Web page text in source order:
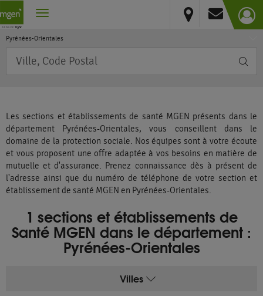
Occitanie
Pyrénées-Orientales
Vous résidez hors France métropolitaine et DOM
Les sections et établissements de santé MGEN présents dans le
département Pyrénées-Orientales, vous conseillent dans le
domaine de la protection sociale. Nos équipes sont à votre écoute
et vous proposent une offre adaptée à vos besoins en matière de
mutuelle et d'assurance. Prenez connaissance dès à présent de
l'adresse ainsi que du numéro de téléphone de votre section et
établissement de santé MGEN en Pyrénées-Orientales.
1 sections et établissements de
Santé MGEN dans le département :
Pyrénées-Orientales
Villes